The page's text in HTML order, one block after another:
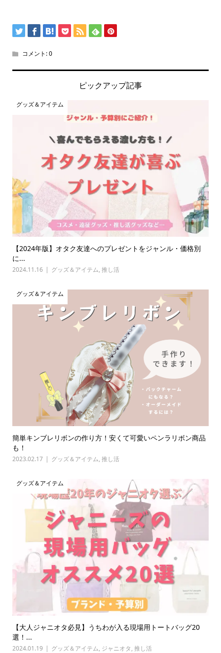
コメント:0
ピックアップ記事
グッズ＆アイテム
【2024年版】オタク友達へのプレゼントをジャンル・価格別
に...
2024.11.16 グッズ＆アイテム, 推し活
グッズ＆アイテム
簡単キンブレリボンの作り方！安くて可愛いペンラリボン商品
も！
2023.02.17 グッズ＆アイテム, 推し活
グッズ＆アイテム
【大人ジャニオタ必見】うちわが入る現場用トートバッグ20
選！...
2024.01.19 グッズ＆アイテム, ジャニオタ, 推し活